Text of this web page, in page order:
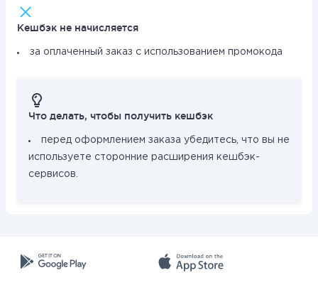
Кешбэк не начисляется
за оплаченный заказ с использованием промокода
Что делать, чтобы получить кешбэк
перед оформлением заказа убедитесь, что вы не
используете сторонние расширения кешбэк-
сервисов.